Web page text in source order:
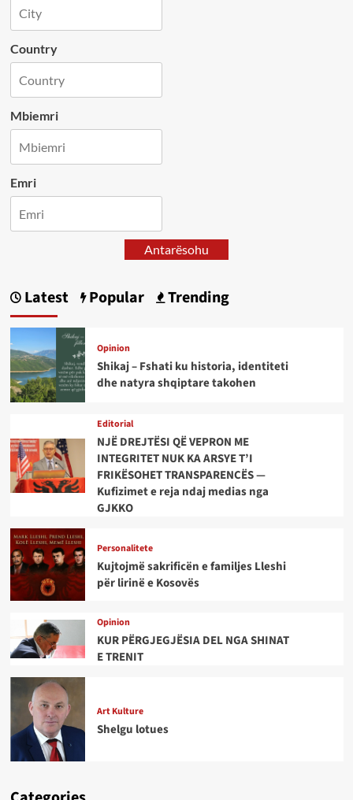
Country
Mbiemri
Emri
Antarësohu
Latest Popular Trending
Opinion
Shikaj – Fshati ku historia, identiteti
dhe natyra shqiptare takohen
Editorial
NJË DREJTËSI QË VEPRON ME
INTEGRITET NUK KA ARSYE T’I
FRIKËSOHET TRANSPARENCËS —
Kufizimet e reja ndaj medias nga
GJKKO
Personalitete
Kujtojmë sakrificën e familjes Lleshi
për lirinë e Kosovës
Opinion
KUR PËRGJEGJËSIA DEL NGA SHINAT
E TRENIT
Art Kulture
Shelgu lotues